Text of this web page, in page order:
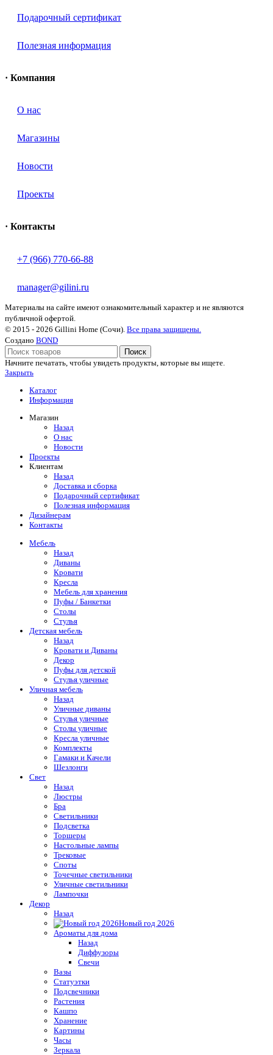
Подарочный сертификат
Полезная информация
· Компания
О нас
Магазины
Новости
Проекты
· Контакты
+7 (966) 770-66-88
manager@gilini.ru
Материалы на сайте имеют ознакомительный характер и не являются
публичной офертой.
© 2015 - 2026 Gillini Home (Сочи). Все права защищены.
Создано BOND
Поиск
Начните печатать, чтобы увидеть продукты, которые вы ищете.
Закрыть
Каталог
Информация
Магазин
Назад
О нас
Новости
Проекты
Клиентам
Назад
Доставка и сборка
Подарочный сертификат
Полезная информация
Дизайнерам
Контакты
Мебель
Назад
Диваны
Кровати
Кресла
Мебель для хранения
Пуфы / Банкетки
Столы
Стулья
Детская мебель
Назад
Кровати и Диваны
Декор
Пуфы для детской
Стулья уличные
Уличная мебель
Назад
Уличные диваны
Стулья уличные
Столы уличные
Кресла уличные
Комплекты
Гамаки и Качели
Шезлонги
Свет
Назад
Люстры
Бра
Светильники
Подсветка
Торшеры
Настольные лампы
Трековые
Споты
Точечные светильники
Уличные светильники
Лампочки
Декор
Назад
Новый год 2026
Ароматы для дома
Назад
Диффузоры
Свечи
Вазы
Статуэтки
Подсвечники
Растения
Кашпо
Хранение
Картины
Часы
Зеркала